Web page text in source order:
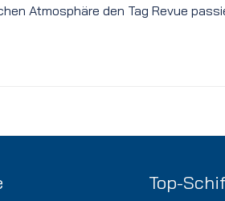
Atmosphäre den Tag Revue
Top-